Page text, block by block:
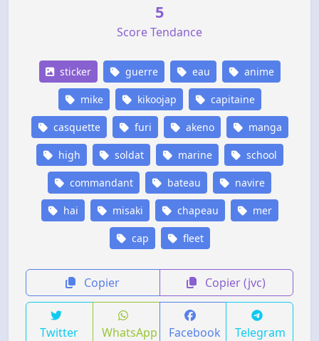
5
Score Tendance
sticker guerre eau anime
mike kikoojap capitaine
casquette furi akeno manga
high soldat marine school
commandant bateau navire
hai misaki chapeau mer
cap fleet
Copier Copier (jvc)
Twitter WhatsApp Facebook Telegram